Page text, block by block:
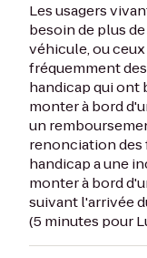
Les usagers
besoin de plus
véhicule, ou
fréquemment
handicap qui ont
monter à bord
un
renonciation des
handicap a une
monter à bord
suivant l'arrivée
(5 minutes pour